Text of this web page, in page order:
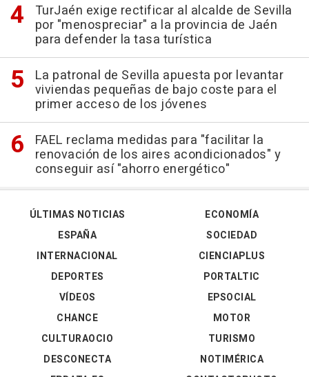
TurJaén exige rectificar al alcalde de Sevilla
por "menospreciar" a la provincia de Jaén
para defender la tasa turística
La patronal de Sevilla apuesta por levantar
viviendas pequeñas de bajo coste para el
primer acceso de los jóvenes
FAEL reclama medidas para "facilitar la
renovación de los aires acondicionados" y
conseguir así "ahorro energético"
ÚLTIMAS NOTICIAS
ESPAÑA
INTERNACIONAL
DEPORTES
VÍDEOS
ECONOMÍA
SOCIEDAD
CIENCIAPLUS
PORTALTIC
EPSOCIAL
CHANCE
CULTURAOCIO
DESCONECTA
MOTOR
TURISMO
NOTIMÉRICA